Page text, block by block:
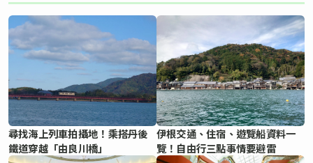
尋找海上列車拍攝地！乘搭丹後
鐵道穿越「由良川橋」
伊根交通、住宿、遊覽船資料一
覽！自由行三點事情要避雷